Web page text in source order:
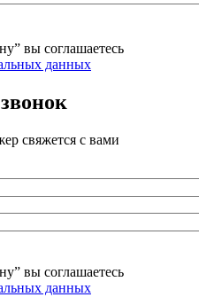
вы соглашаетесь
данных
свяжется с вами
вы соглашаетесь
данных